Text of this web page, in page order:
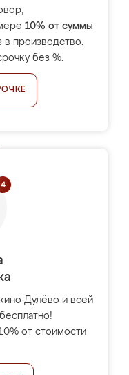
10% от суммы
в производство.
без %.
Дулёво и всей
от стоимости